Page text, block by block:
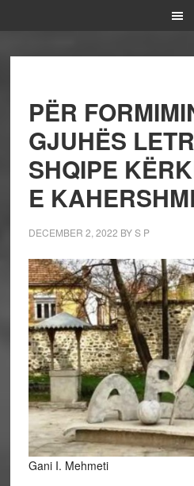
PËR
GJUHËS
SHQIPE
E
DECEMBER 2, 2022 BYS P
Gani I. Mehmeti